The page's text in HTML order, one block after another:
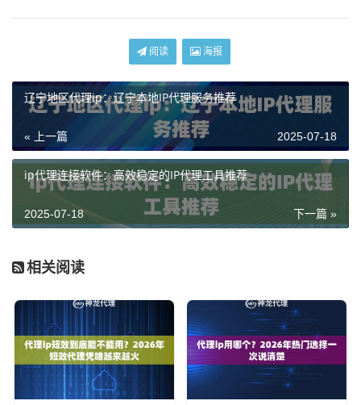
阅读 海报
辽宁地区代理ip：辽宁本地IP代理服务推荐
« 上一篇 2025-07-18
ip代理连接软件：高效稳定的IP代理工具推荐
下一篇 »
2025-07-18
相关阅读